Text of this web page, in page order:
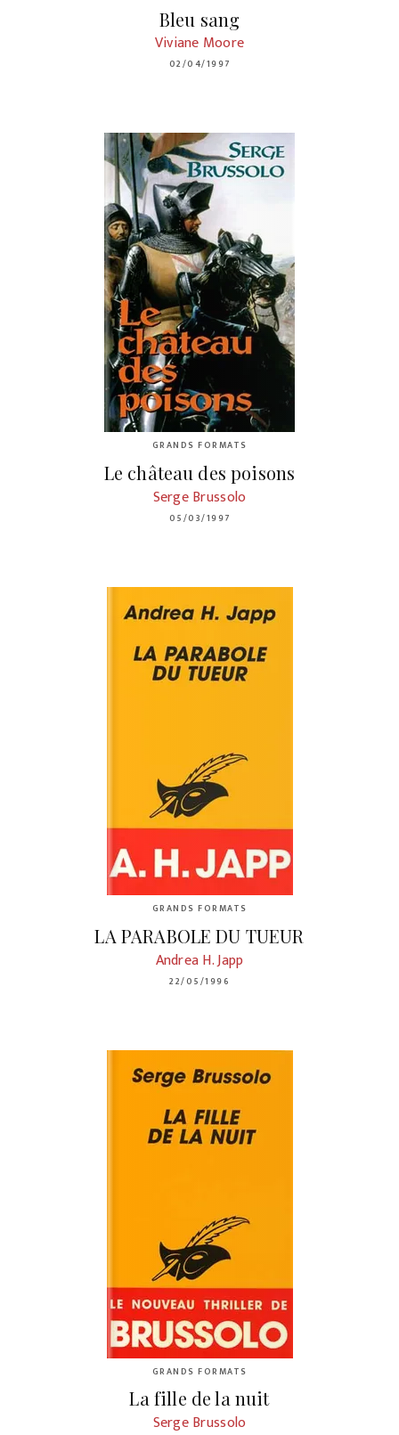
Bleu sang
Viviane Moore
02/04/1997
GRANDS FORMATS
Le château des poisons
Serge Brussolo
05/03/1997
GRANDS FORMATS
LA PARABOLE DU TUEUR
Andrea H. Japp
22/05/1996
GRANDS FORMATS
La fille de la nuit
Serge Brussolo